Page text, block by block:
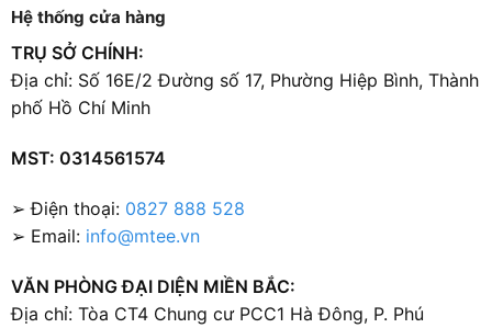
Hệ thống cửa hàng
TRỤ SỞ CHÍNH:
Địa chỉ: Số 16E/2 Đường số 17, Phường Hiệp Bình, Thành
phố Hồ Chí Minh
MST: 0314561574
➢ Điện thoại: 0827 888 528
➢ Email: info@mtee.vn
VĂN PHÒNG ĐẠI DIỆN MIỀN BẮC:
Địa chỉ: Tòa CT4 Chung cư PCC1 Hà Đông, P. Phú